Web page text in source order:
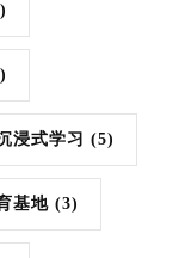
浸式学习 (5)
基地 (3)